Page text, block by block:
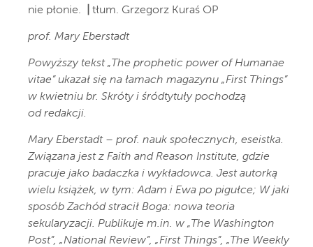
nie płonie.
tłum. Grzegorz Kuraś OP
prof. Mary Eberstadt
Powyższy tekst „The prophetic power of Humanae
vitae” ukazał się na łamach magazynu „First Things”
w kwietniu br. Skróty i śródtytuły pochodzą
od redakcji.
Mary Eberstadt – prof. nauk społecznych, eseistka.
Związana jest z Faith and Reason Institute, gdzie
pracuje jako badaczka i wykładowca. Jest autorką
wielu książek, w tym: Adam i Ewa po pigułce; W jaki
sposób Zachód stracił Boga: nowa teoria
sekularyzacji. Publikuje m.in. w „The Washington
Post”, „National Review”, „First Things”, „The Weekly